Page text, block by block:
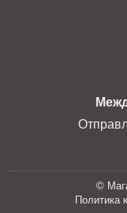
©
Политика